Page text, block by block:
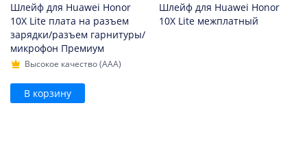
Шлейф для Huawei Honor
10X Lite плата на разъем
зарядки/разъем гарнитуры/
микрофон Премиум
Высокое качество (AAA)
В корзину
Шлейф для Huawei Honor
10X Lite межплатный